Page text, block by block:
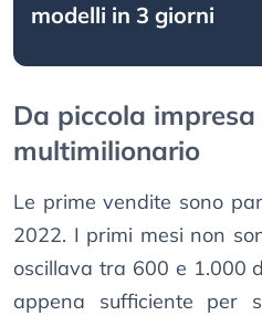
modelli in 3 giorni
Da piccola impresa
multimilionario
Le prime vendite sono
2022. I primi mesi non
oscillava tra 600 e 1.000
appena sufficiente per